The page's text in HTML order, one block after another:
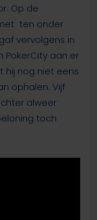
Op de
ten onder
vervolgens in
PokerCity aan er
hij nog niet eens
ophalen. Vijf
alweer
toch